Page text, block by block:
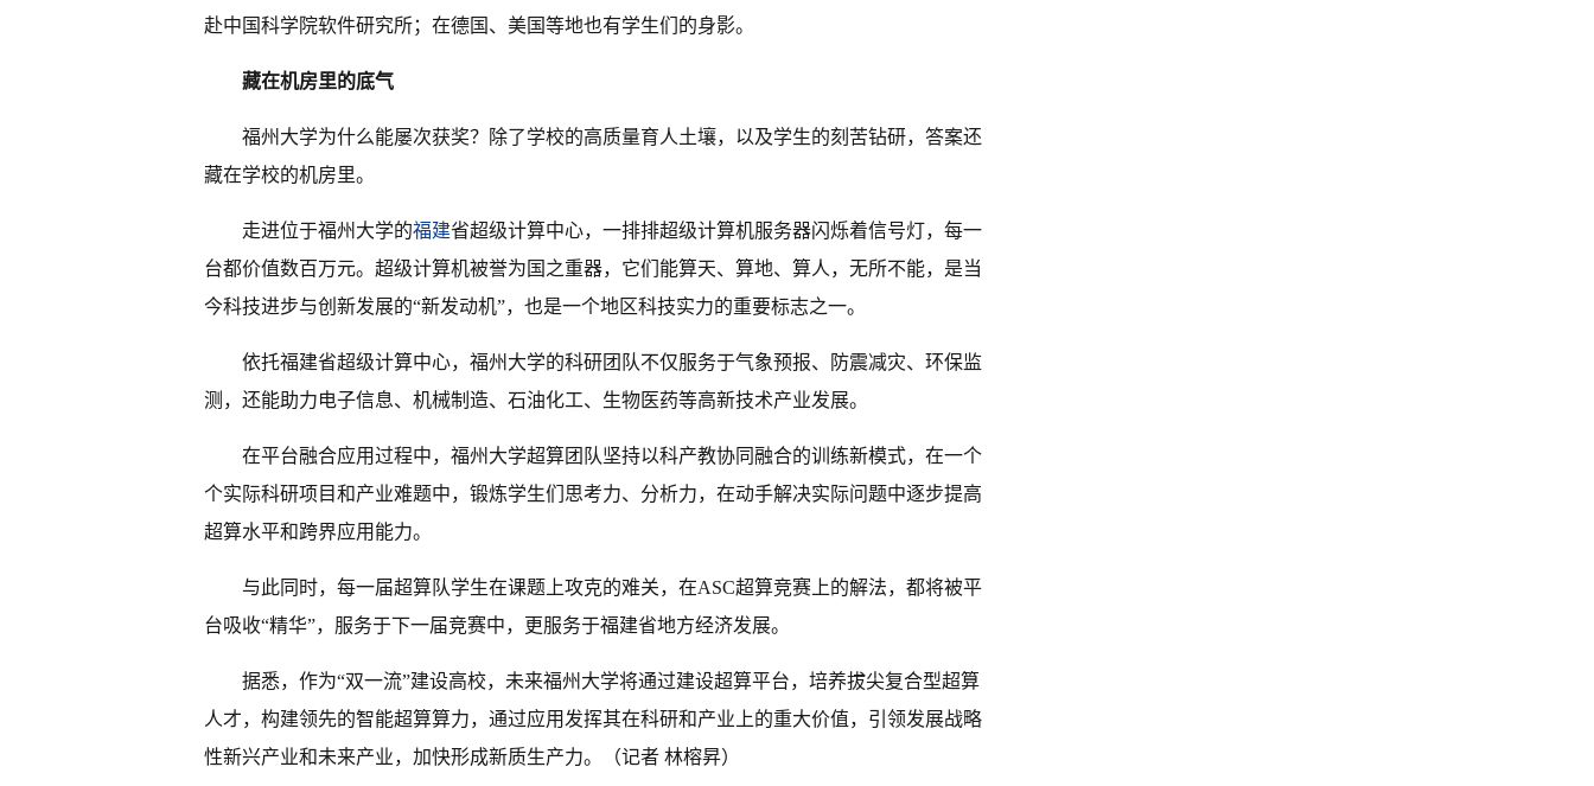
赴中国科学院软件研究所；在德国、美国等地也有学生们的身影。
藏在机房里的底气
福州大学为什么能屡次获奖？除了学校的高质量育人土壤，以及学生的刻苦钻研，答案还
藏在学校的机房里。
走进位于福州大学的福建省超级计算中心，一排排超级计算机服务器闪烁着信号灯，每一
台都价值数百万元。超级计算机被誉为国之重器，它们能算天、算地、算人，无所不能，是当
今科技进步与创新发展的“新发动机”，也是一个地区科技实力的重要标志之一。
依托福建省超级计算中心，福州大学的科研团队不仅服务于气象预报、防震减灾、环保监
测，还能助力电子信息、机械制造、石油化工、生物医药等高新技术产业发展。
在平台融合应用过程中，福州大学超算团队坚持以科产教协同融合的训练新模式，在一个
个实际科研项目和产业难题中，锻炼学生们思考力、分析力，在动手解决实际问题中逐步提高
超算水平和跨界应用能力。
与此同时，每一届超算队学生在课题上攻克的难关，在ASC超算竞赛上的解法，都将被平
台吸收“精华”，服务于下一届竞赛中，更服务于福建省地方经济发展。
据悉，作为“双一流”建设高校，未来福州大学将通过建设超算平台，培养拔尖复合型超算
人才，构建领先的智能超算算力，通过应用发挥其在科研和产业上的重大价值，引领发展战略
性新兴产业和未来产业，加快形成新质生产力。（记者 林榕昇）